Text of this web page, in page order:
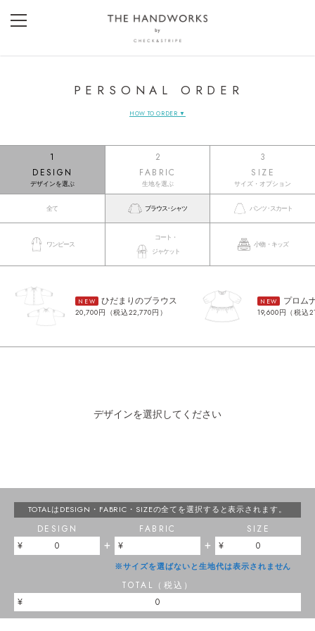
PERSONAL ORDER
HOW TO ORDER ▼
デザインを選択してください
TOTALはDESIGN・FABRIC・SIZEの全てを選択すると表示されます。
DESIGN
0
+
FABRIC
※サイズを選ばないと生地代は表示されません
+
SIZE
0
TOTAL（税込）
0
1
DESIGN
デザインを選ぶ
2
FABRIC
生地を選ぶ
3
SIZE
サイズ・オプション
全て ブラウス･シャツ パンツ･スカート
ワンピース
コート・
ジャケット
小物・キッズ
NEW ひだまりのブラウス
20,700円（税込22,770円）
NEW プロム
19,600円（税込